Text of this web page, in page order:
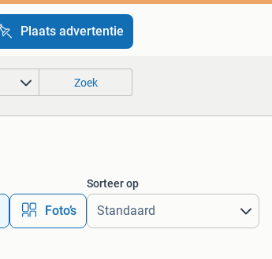
Plaats advertentie
Zoek
Foto’s
Sorteer op